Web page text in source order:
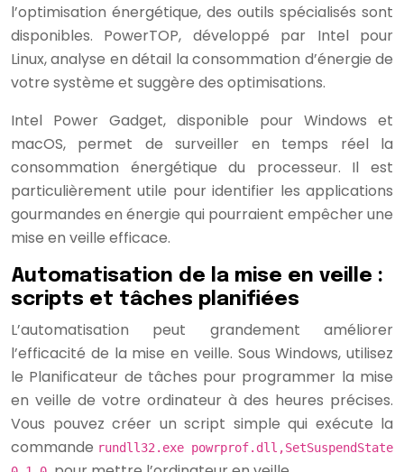
l’optimisation énergétique, des outils spécialisés sont
disponibles. PowerTOP, développé par Intel pour
Linux, analyse en détail la consommation d’énergie de
votre système et suggère des optimisations.
Intel Power Gadget, disponible pour Windows et
macOS, permet de surveiller en temps réel la
consommation énergétique du processeur. Il est
particulièrement utile pour identifier les applications
gourmandes en énergie qui pourraient empêcher une
mise en veille efficace.
Automatisation de la mise en veille :
scripts et tâches planifiées
L’automatisation peut grandement améliorer
l’efficacité de la mise en veille. Sous Windows, utilisez
le Planificateur de tâches pour programmer la mise
en veille de votre ordinateur à des heures précises.
Vous pouvez créer un script simple qui exécute la
commande rundll32.exe powrprof.dll,SetSuspendState